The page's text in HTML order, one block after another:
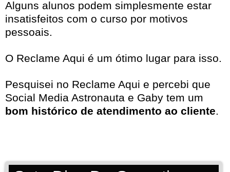
Alguns alunos podem simplesmente estar
insatisfeitos com o curso por motivos
pessoais.
O Reclame Aqui é um ótimo lugar para isso.
Pesquisei no Reclame Aqui e percebi que
Social Media Astronauta e Gaby tem um
bom histórico de atendimento ao cliente.